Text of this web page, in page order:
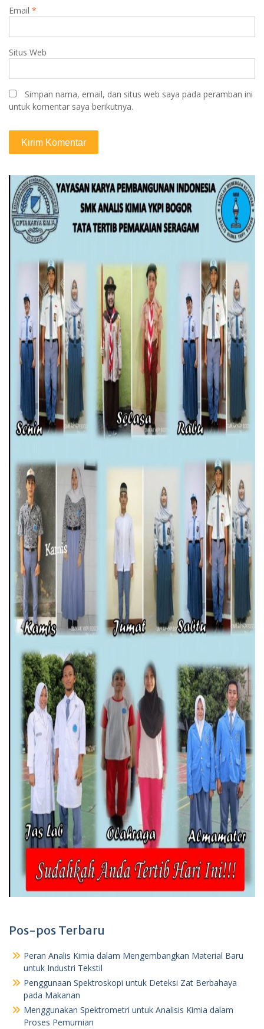
Email *
Situs Web
Simpan nama, email, dan situs web saya pada peramban ini
untuk komentar saya berikutnya.
Pos-pos Terbaru
Peran Analis Kimia dalam Mengembangkan Material Baru
untuk Industri Tekstil
Penggunaan Spektroskopi untuk Deteksi Zat Berbahaya
pada Makanan
Menggunakan Spektrometri untuk Analisis Kimia dalam
Proses Pemurnian